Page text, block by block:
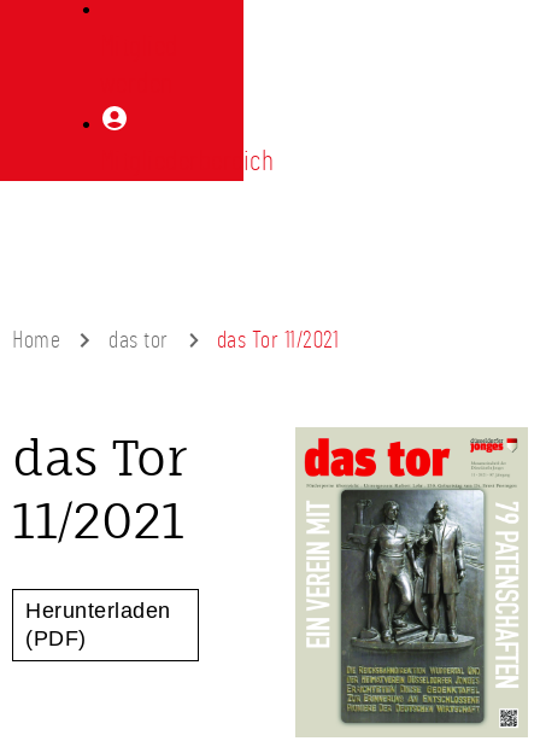
Mitgliederbereich
Home das tor das Tor 11/2021
das Tor
11/2021
Herunterladen
(PDF)